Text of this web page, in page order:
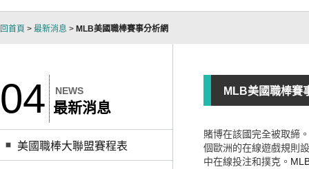
回首頁 > 最新消息 > MLB美國職棒賽事分析網
04 NEWS
最新消息
美國職棒大聯盟賽程表
MLB美國職棒賽
賭博在該國完全被取締
個歐洲的在線遊戲規則
中在線投注和撲克。